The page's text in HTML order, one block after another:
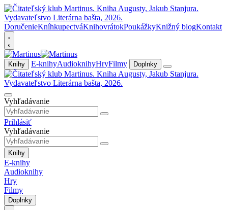
DoručenieKníhkupectváKnihovrátokPoukážkyKnižný blogKontakt
Knihy E-knihyAudioknihyHryFilmy Doplnky
Vyhľadávanie
Prihlásiť
Vyhľadávanie
Knihy
E-knihy
Audioknihy
Hry
Filmy
Doplnky